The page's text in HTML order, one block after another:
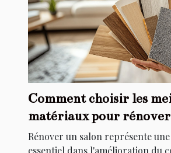
Comment choisir les
matériaux pour
salon
Rénover un salon représente
essentiel dans l'amélioration du